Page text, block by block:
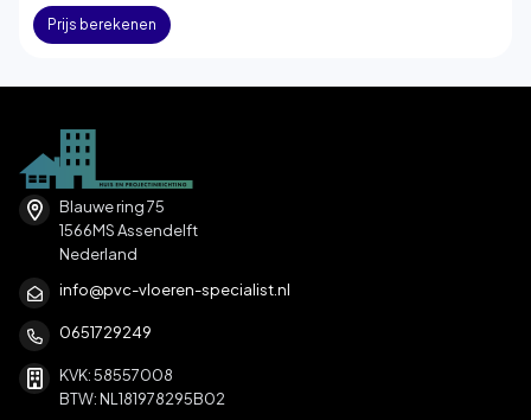
Prijs berekenen
Blauwe ring 75
1566MS Assendelft
Nederland
info@pvc-vloeren-specialist.nl
0651729249
KVK: 58557008
BTW: NL181978295B02